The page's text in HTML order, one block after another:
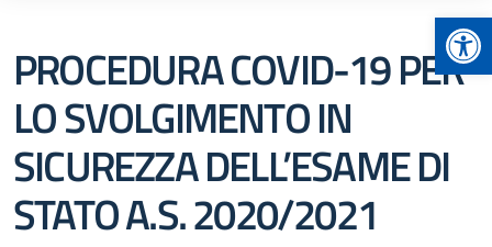
PROCEDURA COVID-19 PER
LO SVOLGIMENTO IN
SICUREZZA DELL’ESAME DI
STATO A.S. 2020/2021